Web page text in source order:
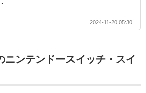
2024-11-20 05:30
ニンテンドースイッチ・スイ